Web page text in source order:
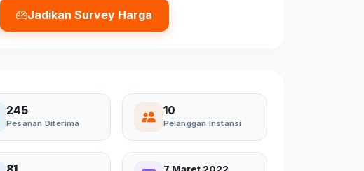
Jadikan Survey Harga
245
Pesanan Diterima
10
Pelanggan Instansi
7 Maret 2022